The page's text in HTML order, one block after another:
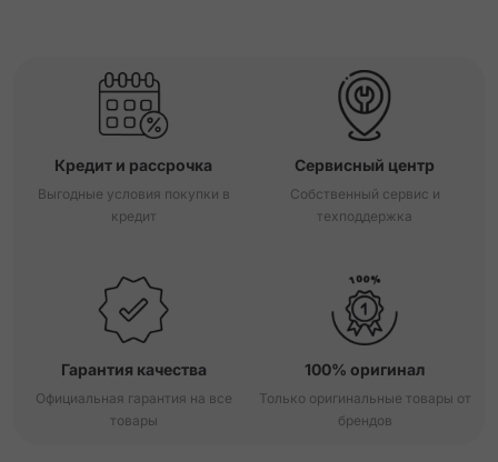
Кредит и рассрочка
Выгодные условия покупки в
кредит
Сервисный центр
Собственный сервис и
техподдержка
Гарантия качества
Официальная гарантия на все
товары
100% оригинал
Только оригинальные товары от
брендов